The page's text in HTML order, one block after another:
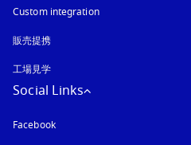
Custom integration
販売提携
工場見学
Social Links
Facebook